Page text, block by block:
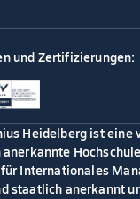
und Zertifizierungen:
Heidelberg ist eine
Internationales
staatlich anerkannt